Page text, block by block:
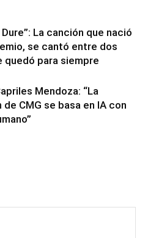
La canción que nació
se cantó entre dos
quedó para siempre
Mendoza: “La
de CMG se basa en IA con